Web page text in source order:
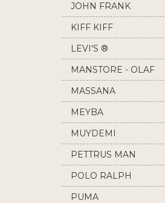
JOHN FRANK
KIFF KIFF
LEVI'S ®
MANSTORE - OLAF
BENZ
MASSANA
MEYBA
MUYDEMI
PETTRUS MAN
POLO RALPH
LAUREN
PUMA